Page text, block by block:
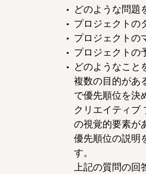
どのような問題
プロジェクトの
プロジェクトの
プロジェクトの
どのようなこと
複数の目的があ
で優先順位を決
クリエイティブ
の視覚的要素が
優先順位の説明
す。
上記の質問の